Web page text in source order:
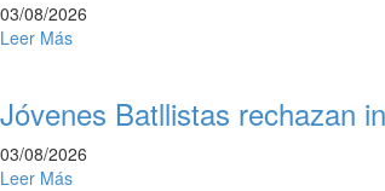
03/08/2026
Leer Más
Jóvenes Batllistas rechazan
03/08/2026
Leer Más